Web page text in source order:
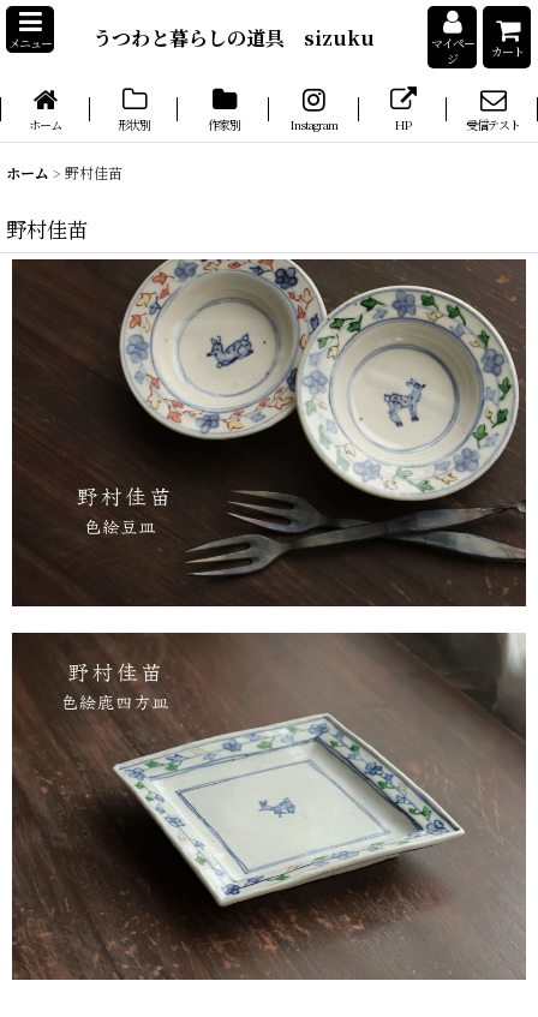
メニュー うつわと暮らしの道具 sizuku
マイペー
ジ
カート
ホーム 形状別 作家別 Instagram HP 受信テスト
ホーム > 野村佳苗
野村佳苗